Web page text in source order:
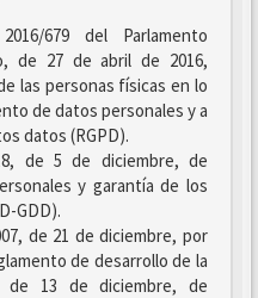
679 del Parlamento
de 27 de abril de 2016,
las personas físicas en lo
de datos personales y a
datos (RGPD).
de 5 de diciembre, de
y garantía de los
GDD).
de 21 de diciembre, por
de desarrollo de la
de 13 de diciembre, de